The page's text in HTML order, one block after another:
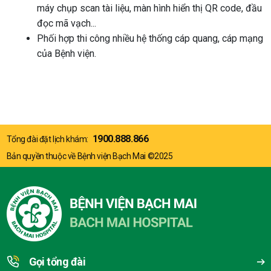
máy chụp scan tài liệu, màn hình hiển thị QR code, đầu
đọc mã vạch...
Phối hợp thi công nhiều hệ thống cáp quang, cáp mạng
của Bệnh viện.
Tổng đài đặt lịch khám: 1900.888.866
Bản quyền thuộc về Bệnh viện Bạch Mai ©2025
Gọi tổng đài